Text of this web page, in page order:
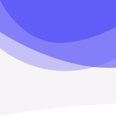
حوزه هنری انقلاب
انجمن
تولیدکنندگان
اسباب‌بازی ایران